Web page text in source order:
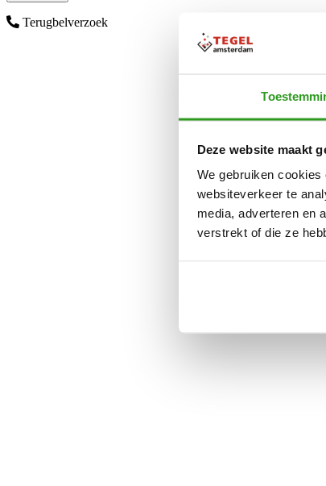
Deze website maakt
We gebruiken
websiteverkeer te
media, adverteren en
verstrekt of die ze
Terugbelverzoek